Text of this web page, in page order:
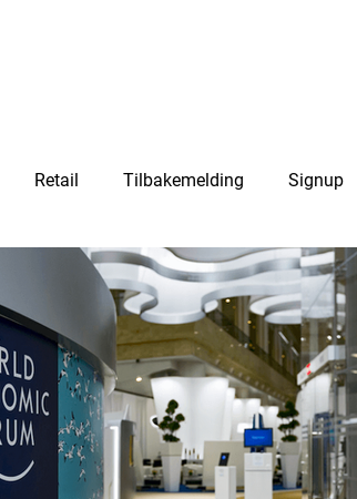
Retail Tilbakemelding Signup
Vendingmachine Vendingmaskin